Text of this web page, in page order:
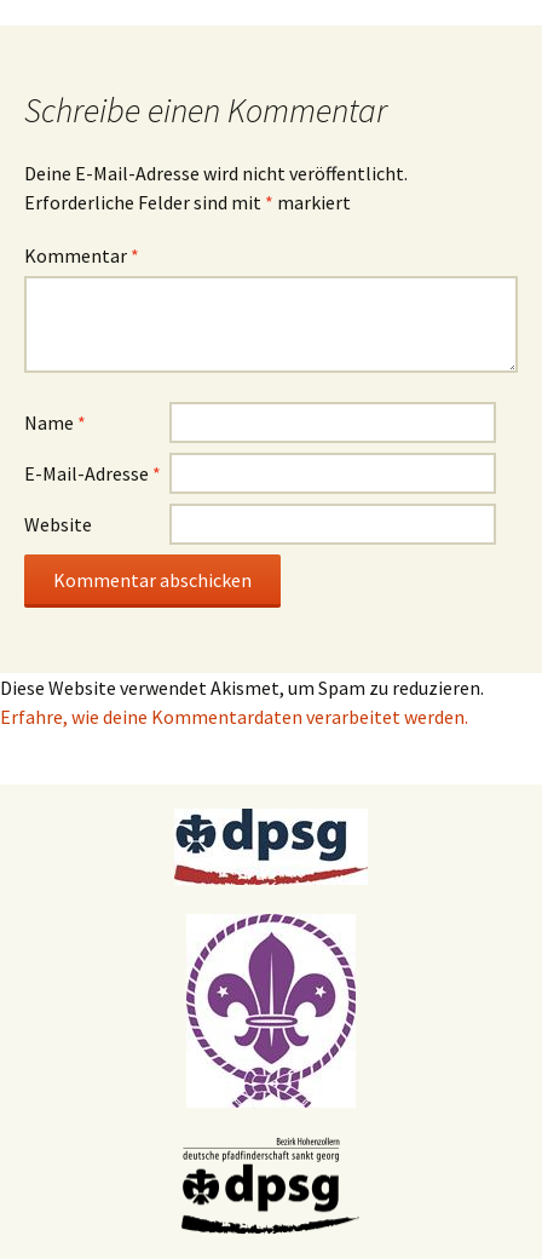
Schreibe einen Kommentar
Deine E-Mail-Adresse wird nicht veröffentlicht.
Erforderliche Felder sind mit * markiert
Kommentar *
Name *
E-Mail-Adresse *
Website
Diese Website verwendet Akismet, um Spam zu reduzieren.
Erfahre, wie deine Kommentardaten verarbeitet werden.